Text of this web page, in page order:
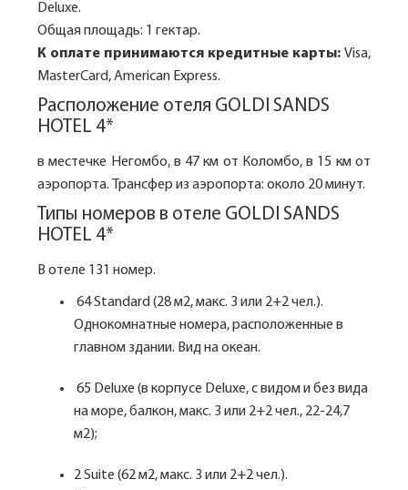
Deluxe.
Общая площадь: 1 гектар.
К оплате принимаются кредитные карты: Visa,
MasterCard, American Express.
Расположение отеля GOLDI SANDS
HOTEL 4*
в местечке Негомбо, в 47 км от Коломбо, в 15 км от
аэропорта. Трансфер из аэропорта: около 20 минут.
Типы номеров в отеле GOLDI SANDS
HOTEL 4*
В отеле 131 номер.
64 Standard (28 м2, макс. 3 или 2+2 чел.).
Однокомнатные номера, расположенные в
главном здании. Вид на океан.
65 Deluxe (в корпусе Deluxe, с видом и без вида
на море, балкон, макс. 3 или 2+2 чел., 22-24,7
м2);
2 Suite (62 м2, макс. 3 или 2+2 чел.).